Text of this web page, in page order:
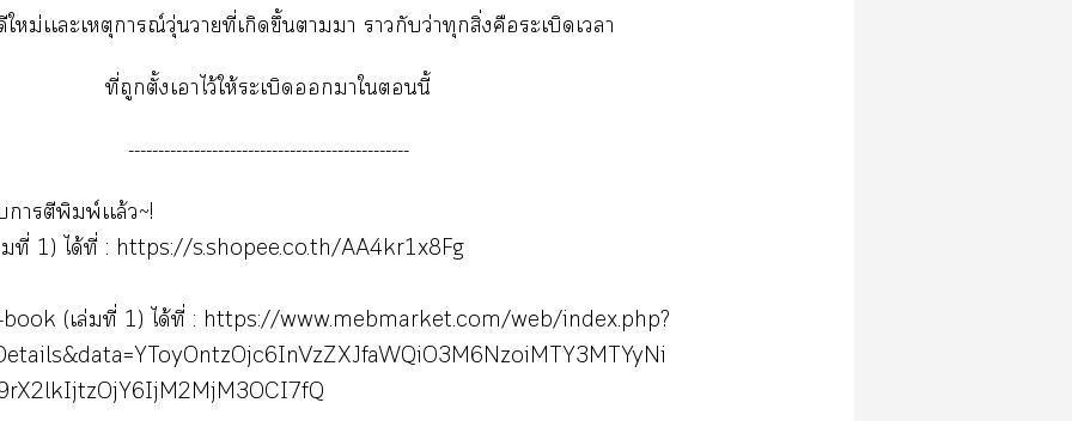
หม่เเะเหตุการณ์วุ่นวายที่เกิดขึ้นาา ากับว่าทุกสิ่งคือระเบิดเา
ที่ถูกตั้งเาไว้ให้ระเบิดาในี้
-----------------------------------------------
าตีพิมพ์เเล้ว~!
ที่ 1) ได้ที่ : https://s.shopee.co.th/AA4kr1x8Fg
(เล่มที่ 1) ได้ที่ : https://www.mebmarket.com/web/index.php?